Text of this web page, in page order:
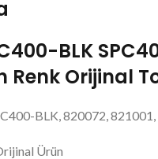
BLK
Renk Orijinal
BLK, 820072,
Ürün